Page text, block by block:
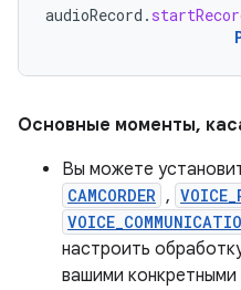
audioRecord .
Основные моменты,
Вы можете
CAMCORDER ,
настроить
вашими